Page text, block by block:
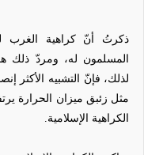
ذكرتُ أنّ كراهية الغرب
المسلمون له، ومردّ ذلك
لذلك، فإنّ التشبيه الأكثر
مثل زئبق ميزان الحرارة
الكراهية الإسلامية.